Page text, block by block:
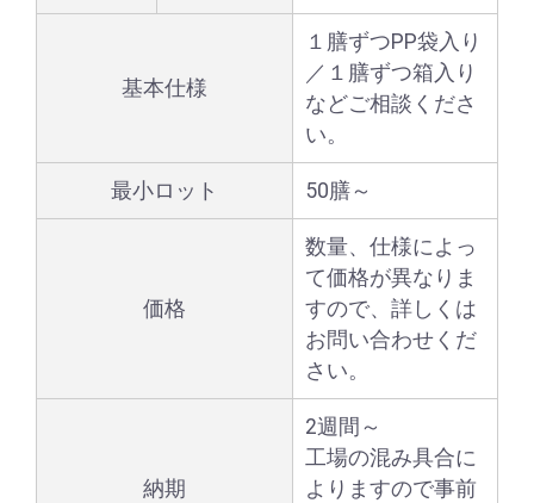
基本仕様
１膳ずつPP袋入り
／１膳ずつ箱入り
などご相談くださ
い。
最小ロット 50膳～
価格
数量、仕様によっ
て価格が異なりま
すので、詳しくは
お問い合わせくだ
さい。
納期
2週間～
工場の混み具合に
よりますので事前